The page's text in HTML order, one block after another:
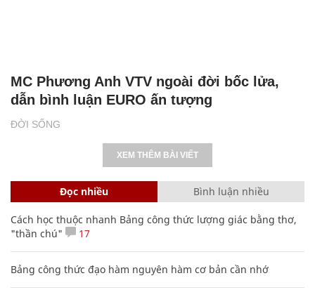
ĐỜI SỐNG
MC Phương Anh VTV ngoài đời bốc lửa,
dẫn bình luận EURO ấn tượng
XEM THÊM BÀI VIẾT
Đọc nhiều Bình luận nhiều
Cách học thuộc nhanh Bảng công thức lượng giác bằng thơ,
"thần chú"
17
Bảng công thức đạo hàm nguyên hàm cơ bản cần nhớ